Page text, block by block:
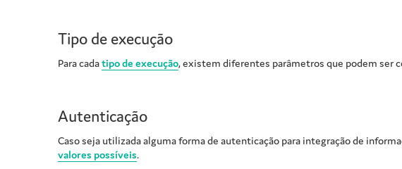
Tipo de execução
Para cadatipo de execução, existem diferentes parâmetros que podem ser
Autenticação
Caso seja utilizada alguma forma de autenticação para integração de
valores possíveis.